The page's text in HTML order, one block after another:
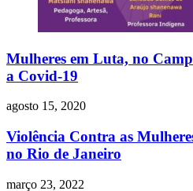
Mulheres em Luta, no
a Covid-19
agosto 15, 2020
Violência Contra as
no Rio de Janeiro
março 23, 2022